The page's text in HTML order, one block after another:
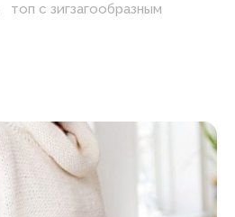
топ с зигзагообразным